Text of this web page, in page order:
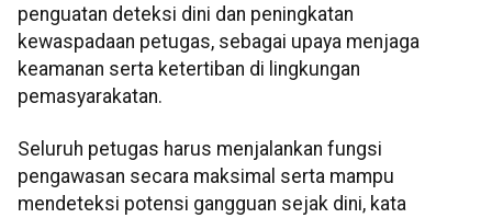
penguatan deteksi dini dan peningkatan
kewaspadaan petugas, sebagai upaya menjaga
keamanan serta ketertiban di lingkungan
pemasyarakatan.
Seluruh petugas harus menjalankan fungsi
pengawasan secara maksimal serta mampu
mendeteksi potensi gangguan sejak dini, kata